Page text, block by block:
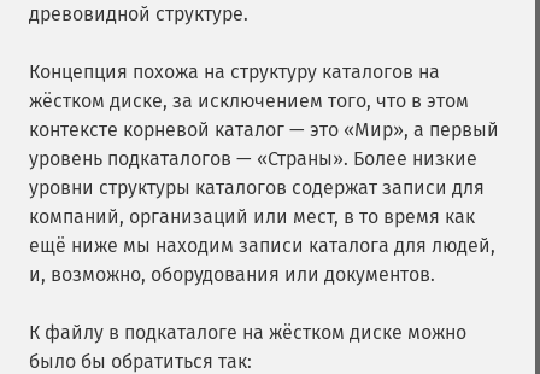
древовидной структуре.
Концепция похожа на структуру каталогов на
жёстком диске, за исключением того, что в этом
контексте корневой каталог — это «Мир», а первый
уровень подкаталогов — «Страны». Более низкие
уровни структуры каталогов содержат записи для
компаний, организаций или мест, в то время как
ещё ниже мы находим записи каталога для людей,
и, возможно, оборудования или документов.
К файлу в подкаталоге на жёстком диске можно
было бы обратиться так: